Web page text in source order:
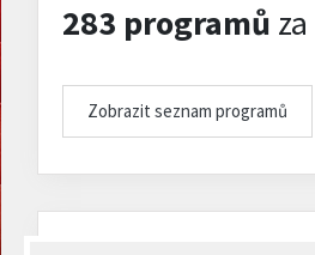
283 programů za
Zobrazit seznam programů